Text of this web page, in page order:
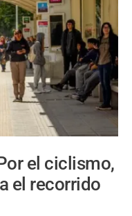
el ciclismo,
el recorrido